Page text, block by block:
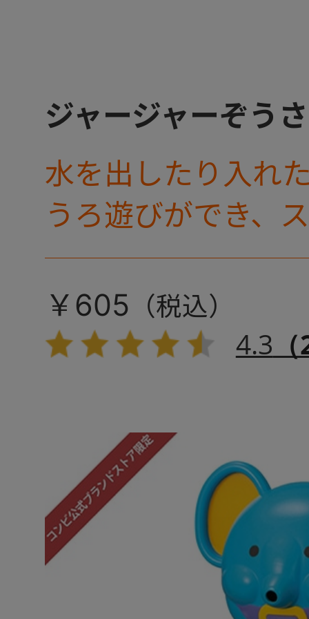
ジャージャーぞう
水を出したり入れ
うろ遊びができ、
鳴るバストイです。
￥605
4.3